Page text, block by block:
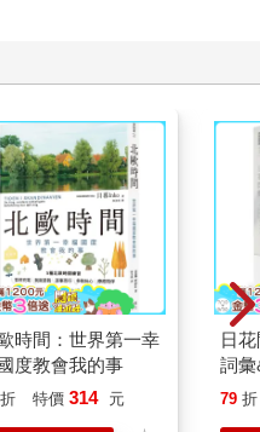
時間：世界第一幸
度教會我的事
折 特價 314 元
日
詞
79 折